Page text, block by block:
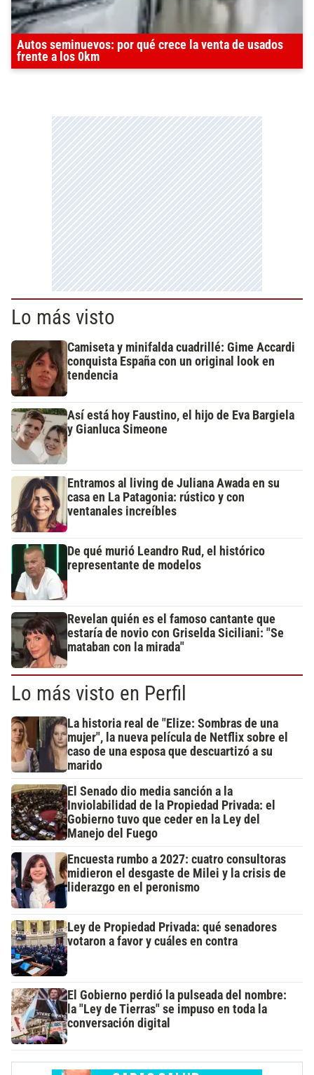
Autos seminuevos: por qué crece la venta de usados
frente a los 0km
Lo más visto
Camiseta y minifalda cuadrillé: Gime Accardi
conquista España con un original look en
tendencia
Así está hoy Faustino, el hijo de Eva Bargiela
y Gianluca Simeone
Entramos al living de Juliana Awada en su
casa en La Patagonia: rústico y con
ventanales increíbles
De qué murió Leandro Rud, el histórico
representante de modelos
Revelan quién es el famoso cantante que
estaría de novio con Griselda Siciliani: "Se
mataban con la mirada"
Lo más visto en Perfil
La historia real de "Elize: Sombras de una
mujer", la nueva película de Netflix sobre el
caso de una esposa que descuartizó a su
marido
El Senado dio media sanción a la
Inviolabilidad de la Propiedad Privada: el
Gobierno tuvo que ceder en la Ley del
Manejo del Fuego
Encuesta rumbo a 2027: cuatro consultoras
midieron el desgaste de Milei y la crisis de
liderazgo en el peronismo
Ley de Propiedad Privada: qué senadores
votaron a favor y cuáles en contra
El Gobierno perdió la pulseada del nombre:
la "Ley de Tierras" se impuso en toda la
conversación digital